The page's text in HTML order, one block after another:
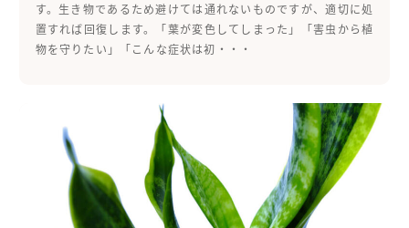
す。生き物であるため避けては通れないものですが、適切に処
置すれば回復します。「葉が変色してしまった」「害虫から植
物を守りたい」「こんな症状は初・・・